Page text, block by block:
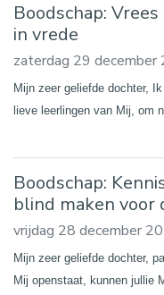
Boodschap:
in vrede
zaterdag 29 december
Mijn zeer geliefde dochter,
lieve leerlingen van Mij, om
Boodschap:
blind maken voor
vrijdag 28 december
Mijn zeer geliefde dochter,
Mij openstaat, kunnen jullie